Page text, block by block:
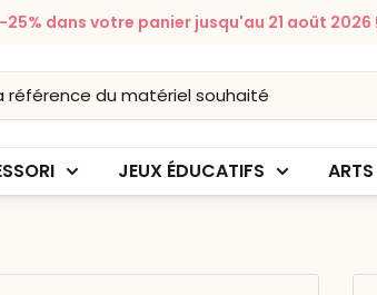
dans votre panier jusqu'au 21 août 2026 !
JEUX ÉDUCATIFS